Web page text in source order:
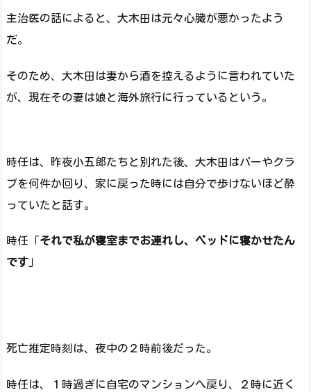
主治医の話によると、大木田は元々心臓が悪かったよう
だ。
そのため、大木田は妻から酒を控えるように言われていた
が、現在その妻は娘と海外旅行に行っているという。
時任は、昨夜小五郎たちと別れた後、大木田はバーやクラ
ブを何件か回り、家に戻った時には自分で歩けないほど酔
っていたと話す。
時任「それで私が寝室までお連れし、ベッドに寝かせたん
です」
死亡推定時刻は、夜中の２時前後だった。
時任は、１時過ぎに自宅のマンションへ戻り、２時に近く